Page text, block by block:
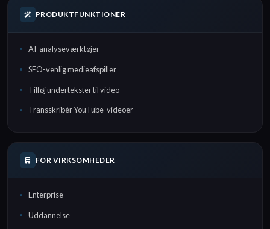
PRODUKTFUNKTIONER
AI-analyseværktøjer
SEO-venlig medieafspiller
Tilføj undertekster til video
Transskribér YouTube-videoer
FOR VIRKSOMHEDER
Enterprise
Uddannelse